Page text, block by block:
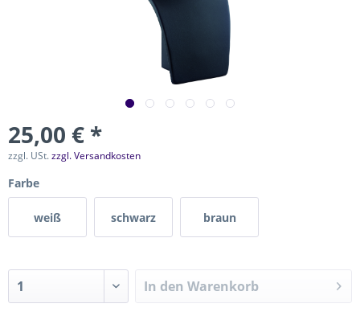
25,00 € *
zzgl. USt.zzgl. Versandkosten
Farbe
weiß schwarz braun
In den Warenkorb